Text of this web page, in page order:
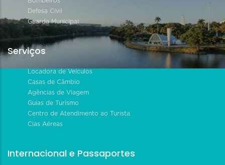
Defesa Civil
Guarda Municipal
Serviços
Locadora de Veículos
Casas de Câmbio
Agências de Viagem
Guias de Turismo
Centro de Atendimento ao Turista
Cias Aéreas
Internacional e Passaportes